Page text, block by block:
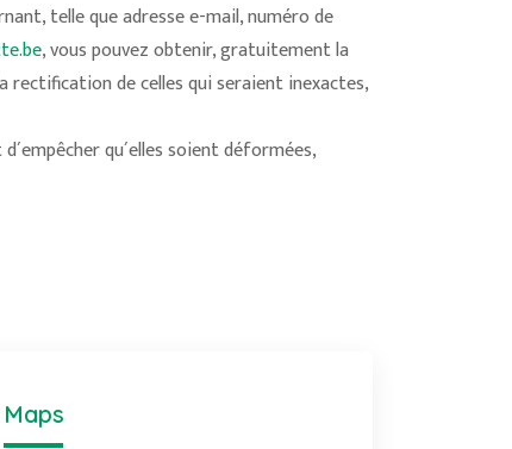
telle que adresse e-mail, numéro de
, vous pouvez obtenir, gratuitement la
rectification de celles qui seraient inexactes,
qu´elles soient déformées,
Maps